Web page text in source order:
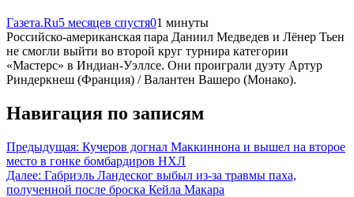
Газета.Ru5 месяцев спустя01 минуты
Российско-американская пара Даниил Медведев и Лёнер Тьен
не смогли выйти во второй круг турнира категории
«Мастерс» в Индиан-Уэллсе. Они проиграли дуэту Артур
Риндеркнеш (Франция) / Валантен Вашеро (Монако).
Навигация по записям
Предыдущая: Кучеров догнал Маккиннона и вышел на второе
место в гонке бомбардиров НХЛ
Далее: Габриэль Ландеског выбыл из-за травмы паха,
полученной после броска Кейла Макара